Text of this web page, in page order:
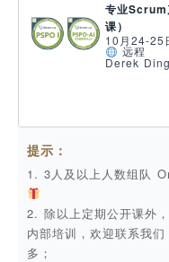
专业Scrum
课）
10月24-25
远程
Derek
提示：
1. 3人及以上人数组队
2. 除以上定期公开课外
内部培训，欢迎联系我们
多；